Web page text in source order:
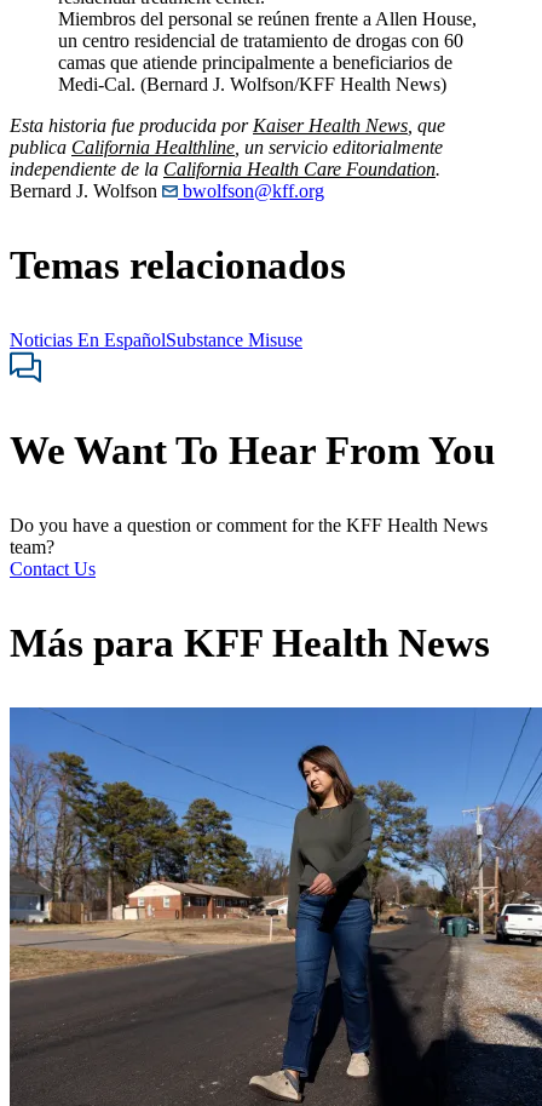
Miembros del personal se reúnen frente a Allen House,
un centro residencial de tratamiento de drogas con 60
camas que atiende principalmente a beneficiarios de
Medi-Cal. (Bernard J. Wolfson/KFF Health News)
Esta historia fue producida por Kaiser Health News , que
publica California Healthline , un servicio editorialmente
independiente de la California Health Care Foundation.
Bernard J. Wolfson
bwolfson@kff.org
Temas relacionados
Noticias En EspañolSubstance Misuse
We Want To Hear From You
Do you have a question or comment for the KFF Health News
team?
Contact Us
Más para KFF Health News